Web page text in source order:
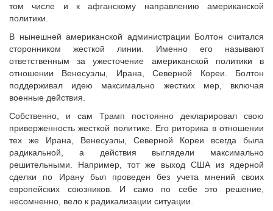
том числе и к афганскому направлению американской
политики.
В нынешней американской администрации Болтон считался
сторонником жесткой линии. Именно его называют
ответственным за ужесточение американской политики в
отношении Венесуэлы, Ирана, Северной Кореи. Болтон
поддерживал идею максимально жестких мер, включая
военные действия.
Собственно, и сам Трамп постоянно декларировал свою
приверженность жесткой политике. Его риторика в отношении
тех же Ирана, Венесуэлы, Северной Кореи всегда была
радикальной, а действия выглядели максимально
решительными. Например, тот же выход США из ядерной
сделки по Ирану был проведен без учета мнений своих
европейских союзников. И само по себе это решение,
несомненно, вело к радикализации ситуации.